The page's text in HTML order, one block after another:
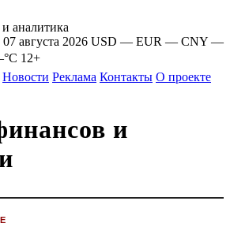
аналитика
августа 2026 USD — EUR — CNY —
12+
Новости Реклама Контакты О проекте
и